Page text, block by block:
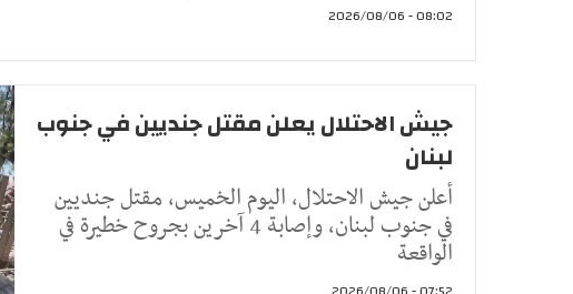
08:02 - 2026/08/06
جيش الاحتلال يعلن مقتل جنديين في جنوب
لبنان
أعلن جيش الاحتلال، اليوم الخميس، مقتل جنديين
في جنوب لبنان، وإصابة 4 آخرين بجروح خطيرة في
الواقعة